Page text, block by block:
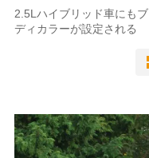
2.5Lハイブリッド車にも
ディカラーが設定される